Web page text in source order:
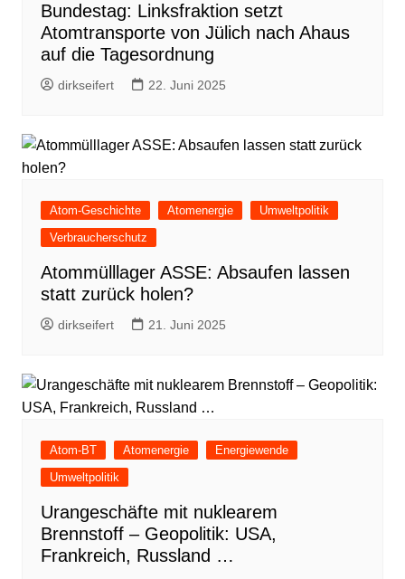
Bundestag: Linksfraktion setzt
Atomtransporte von Jülich nach Ahaus
auf die Tagesordnung
dirkseifert 22. Juni 2025
Atom-Geschichte Atomenergie
Umweltpolitik
Verbraucherschutz
Atommülllager ASSE: Absaufen lassen
statt zurück holen?
dirkseifert 21. Juni 2025
Atom-BT Atomenergie
Energiewende
Umweltpolitik
Urangeschäfte mit nuklearem
Brennstoff – Geopolitik: USA,
Frankreich, Russland …